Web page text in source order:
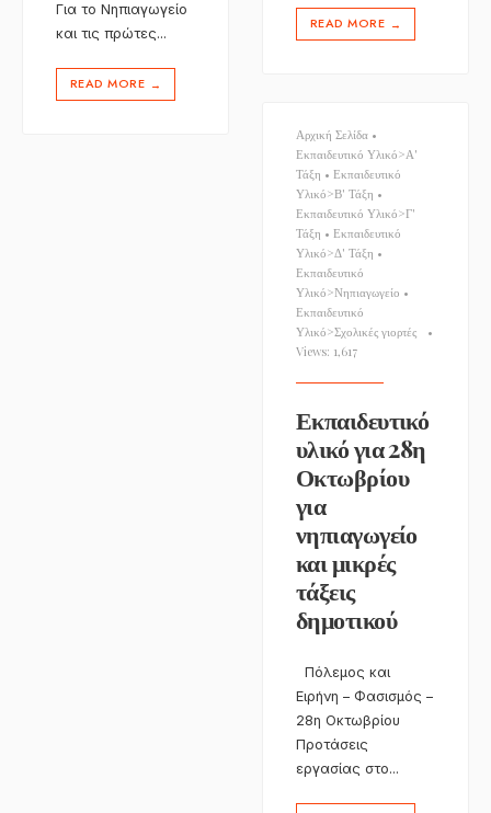
READ MORE →
Για το Νηπιαγωγείο
και τις πρώτες...
READ MORE →
Αρχική Σελίδα •
Εκπαιδευτικό Υλικό>Α'
Τάξη • Εκπαιδευτικό
Υλικό>Β' Τάξη •
Εκπαιδευτικό Υλικό>Γ'
Τάξη • Εκπαιδευτικό
Υλικό>Δ' Τάξη •
Εκπαιδευτικό
Υλικό>Νηπιαγωγείο •
Εκπαιδευτικό
Υλικό>Σχολικές γιορτές
•
Views: 1,617
Εκπαιδευτικό
υλικό για 28η
Οκτωβρίου
για
νηπιαγωγείο
και μικρές
τάξεις
δημοτικού
Πόλεμος και
Ειρήνη – Φασισμός –
28η Οκτωβρίου
Προτάσεις
εργασίας στο...